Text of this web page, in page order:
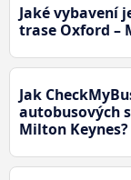
Jaké vybavení
trase Oxford –
Jak
autobusových
Milton Keynes?